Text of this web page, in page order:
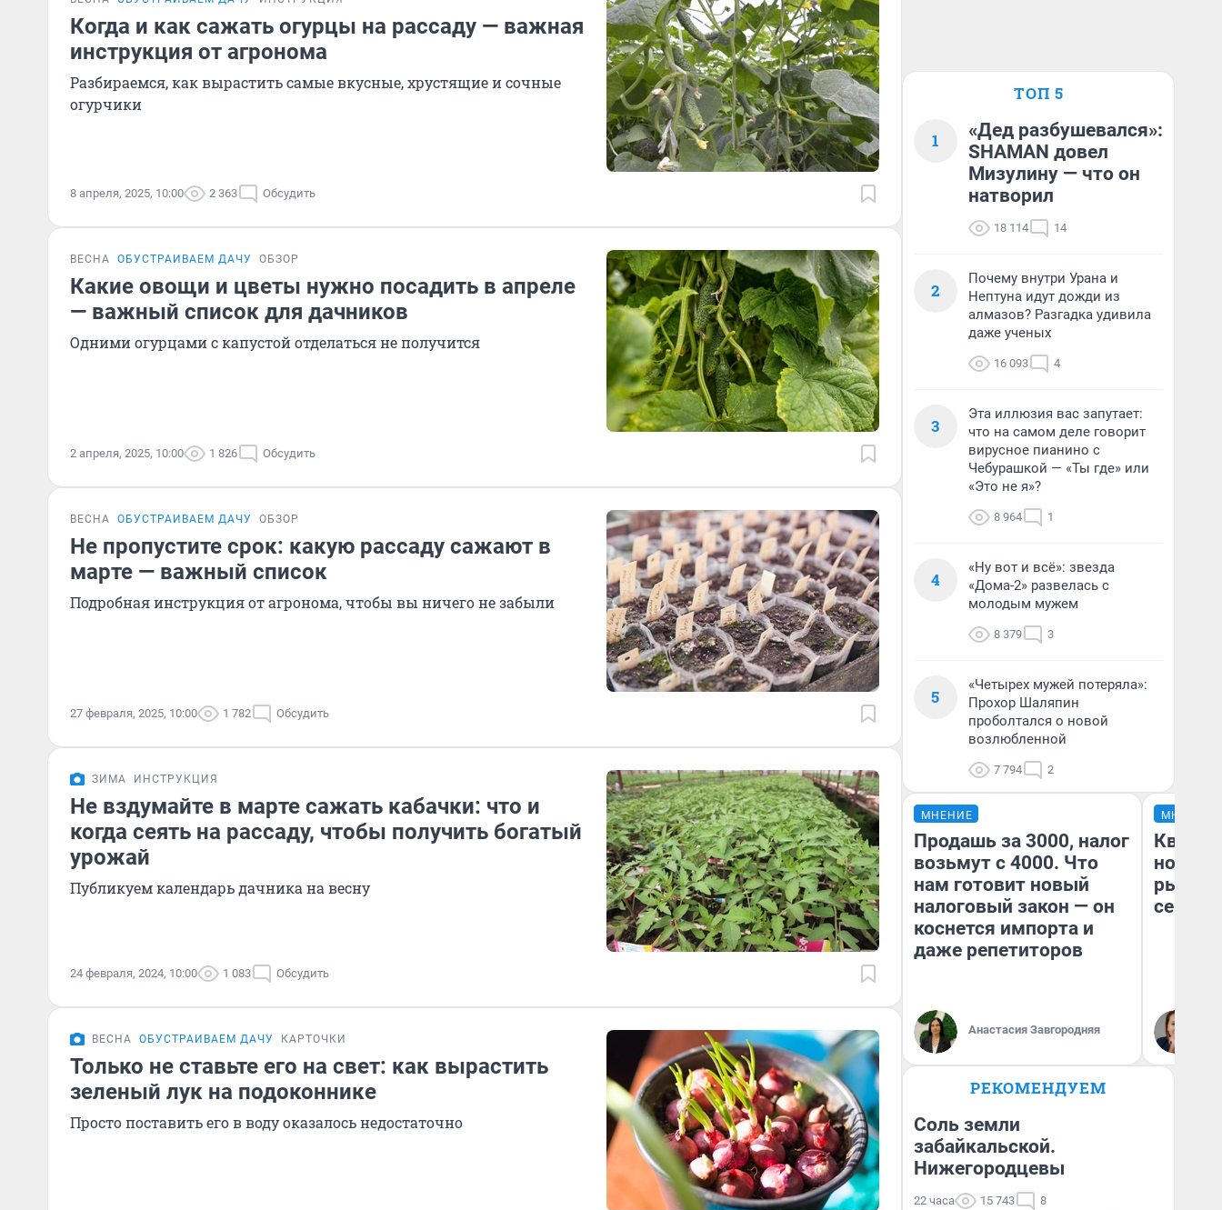
Когда и как сажать огурцы на рассаду — важная
инструкция от агронома
Разбираемся, как вырастить самые вкусные, хрустящие и сочные
огурчики
8 апреля, 2025, 10:00 2 363 Обсудить
ВЕСНА ОБУСТРАИВАЕМ ДАЧУ ОБЗОР
Какие овощи и цветы нужно посадить в апреле
— важный список для дачников
Одними огурцами с капустой отделаться не получится
2 апреля, 2025, 10:00 1 826 Обсудить
ВЕСНА ОБУСТРАИВАЕМ ДАЧУ ОБЗОР
Не пропустите срок: какую рассаду сажают в
марте — важный список
Подробная инструкция от агронома, чтобы вы ничего не забыли
27 февраля, 2025, 10:00 1 782 Обсудить
ЗИМА ИНСТРУКЦИЯ
Не вздумайте в марте сажать кабачки: что и
когда сеять на рассаду, чтобы получить богатый
урожай
Публикуем календарь дачника на весну
24 февраля, 2024, 10:00 1 083 Обсудить
ВЕСНА ОБУСТРАИВАЕМ ДАЧУ КАРТОЧКИ
Только не ставьте его на свет: как вырастить
зеленый лук на подоконнике
Просто поставить его в воду оказалось недостаточно
ТОП 5
1
«Дед разбушевался»:
SHAMAN довел
Мизулину — что он
натворил
18 114 14
2
Почему внутри Урана и
Нептуна идут дожди из
алмазов? Разгадка удивила
даже ученых
16 093 4
3
Эта иллюзия вас запутает:
что на самом деле говорит
вирусное пианино с
Чебурашкой — «Ты где» или
«Это не я»?
8 964 1
4
«Ну вот и всё»: звезда
«Дома-2» развелась с
молодым мужем
8 379 3
5
«Четырех мужей потеряла»:
Прохор Шаляпин
проболтался о новой
возлюбленной
7 794 2
МНЕНИЕ
Продашь за 3000, налог
возьмут с 4000. Что
нам готовит новый
налоговый закон — он
коснется импорта и
даже репетиторов
Анастасия Завгородняя
МНЕНИЕ
но
рынок
РЕКОМЕНДУЕМ
Соль земли
забайкальской.
Нижегородцевы
22 часа 15 743 8